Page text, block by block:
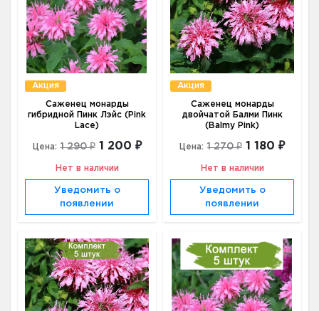
Акция
Cаженец монарды
гибридной Пинк Лэйс (Pink
Lace)
Цена: 1 290 ₽ 1 200 ₽
Нет в наличии
Уведомить о
появлении
Акция
Cаженец монарды
двойчатой Балми Пинк
(Balmy Pink)
Цена: 1 270 ₽ 1 180 ₽
Нет в наличии
Уведомить о
появлении